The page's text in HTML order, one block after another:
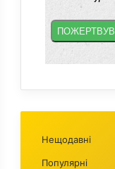
Нещодавні
Популярні